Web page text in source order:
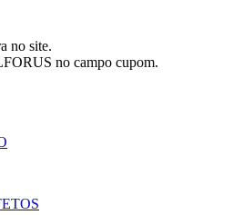
no site.
no campo cupom.